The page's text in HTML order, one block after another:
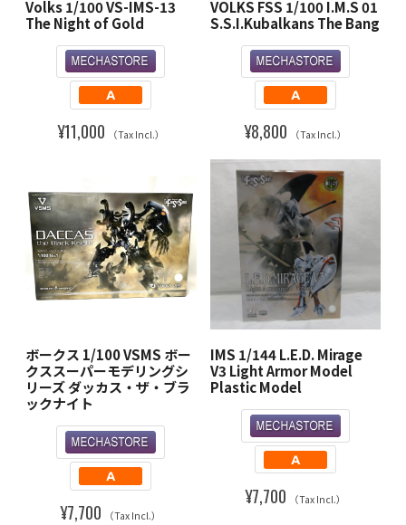
Volks 1/100 VS-IMS-13
The Night of Gold
¥11,000 （Tax Incl.）
VOLKS FSS 1/100 I.M.S 01
S.S.I.Kubalkans The Bang
¥8,800 （Tax Incl.）
ボークス 1/100 VSMS ボー
クススーパーモデリングシ
リーズ ダッカス・ザ・ブラ
ックナイト
¥7,700 （Tax Incl.）
IMS 1/144 L.E.D. Mirage
V3 Light Armor Model
Plastic Model
¥7,700 （Tax Incl.）